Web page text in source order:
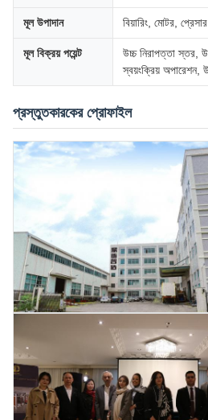
মূল উপাদান বিয়ারিং, মোটর,
মূল বিক্রয় পয়েন্ট
উচ্চ নিরাপত্তা স্তর,
স্বয়ংক্রিয় অপারেশন,
প্রস্তুতকারকের প্রোফাইল